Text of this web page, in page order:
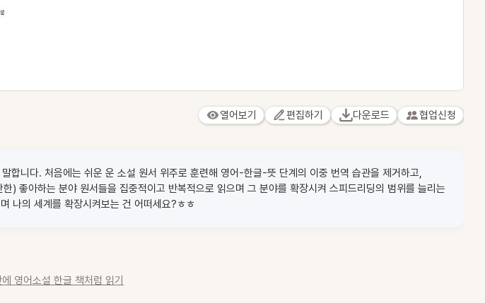
열어보기 편집하기 다운로드 협업신청
합니다. 처음에는 쉬운 운 소설 원서 위주로 훈련해 영어-한글-뜻 단계의 이중 번역 습관을 제거하고,
좋아하는 분야 원서들을 집중적이고 반복적으로 읽으며 그 분야를 확장시켜 스피드리딩의 범위를 늘리는
나의 세계를 확장시켜보는 건 어떠세요?ㅎㅎ
영어소설 한글 책처럼 읽기